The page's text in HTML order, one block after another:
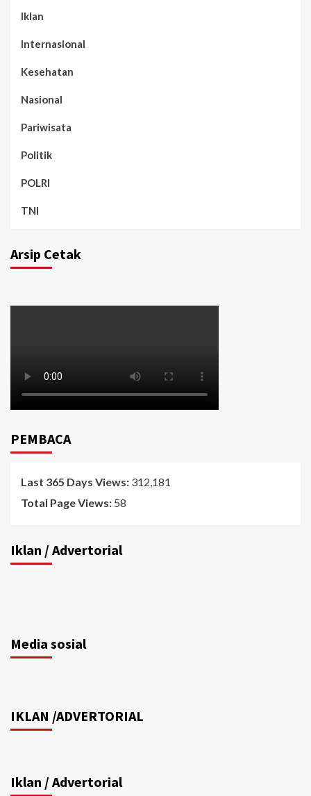
Iklan
Internasional
Kesehatan
Nasional
Pariwisata
Politik
POLRI
TNI
Arsip Cetak
PEMBACA
Last 365 Days Views: 312,181
Total Page Views: 58
Iklan / Advertorial
Media sosial
IKLAN /ADVERTORIAL
Iklan / Advertorial